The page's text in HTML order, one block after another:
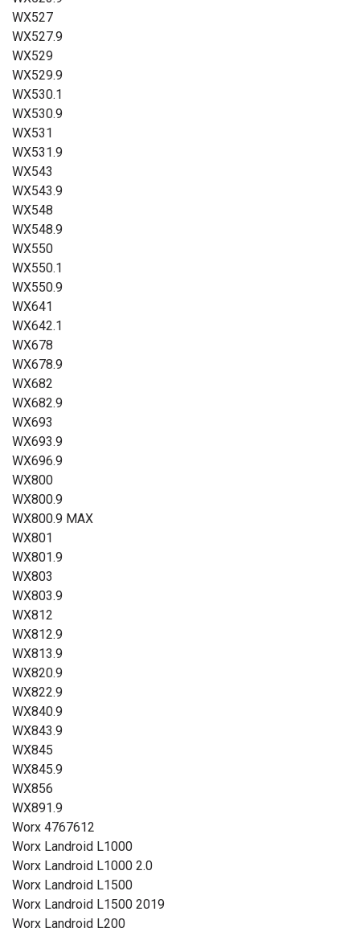
WX527
WX527.9
WX529
WX529.9
WX530.1
WX530.9
WX531
WX531.9
WX543
WX543.9
WX548
WX548.9
WX550
WX550.1
WX550.9
WX641
WX642.1
WX678
WX678.9
WX682
WX682.9
WX693
WX693.9
WX696.9
WX800
WX800.9
WX800.9 MAX
WX801
WX801.9
WX803
WX803.9
WX812
WX812.9
WX813.9
WX820.9
WX822.9
WX840.9
WX843.9
WX845
WX845.9
WX856
WX891.9
Worx 4767612
Worx Landroid L1000
Worx Landroid L1000 2.0
Worx Landroid L1500
Worx Landroid L1500 2019
Worx Landroid L200